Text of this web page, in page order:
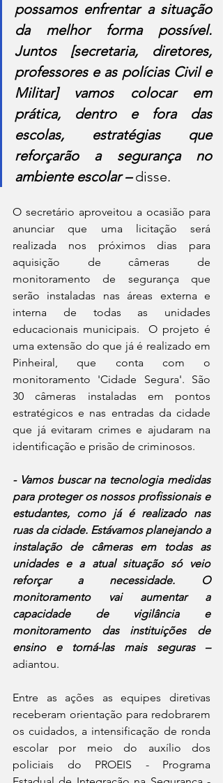
possamos enfrentar a situação
da melhor forma possível.
Juntos [secretaria, diretores,
professores e as polícias Civil e
Militar] vamos colocar em
prática, dentro e fora das
escolas, estratégias que
reforçarão a segurança no
ambiente escolar – disse.
O secretário aproveitou a ocasião para
anunciar que uma licitação será
realizada nos próximos dias para
aquisição de câmeras de
monitoramento de segurança que
serão instaladas nas áreas externa e
interna de todas as unidades
educacionais municipais.  O projeto é
uma extensão do que já é realizado em
Pinheiral, que conta com o
monitoramento 'Cidade Segura'. São
30 câmeras instaladas em pontos
estratégicos e nas entradas da cidade
que já evitaram crimes e ajudaram na
identificação e prisão de criminosos.
- Vamos buscar na tecnologia medidas
para proteger os nossos profissionais e
estudantes, como já é realizado nas
ruas da cidade. Estávamos planejando a
instalação de câmeras em todas as
unidades e a atual situação só veio
reforçar a necessidade. O
monitoramento vai aumentar a
capacidade de vigilância e
monitoramento das instituições de
ensino e torná-las mais seguras –
adiantou.
Entre as ações as equipes diretivas
receberam orientação para redobrarem
os cuidados, a intensificação de ronda
escolar por meio do auxílio dos
policiais do PROEIS - Programa